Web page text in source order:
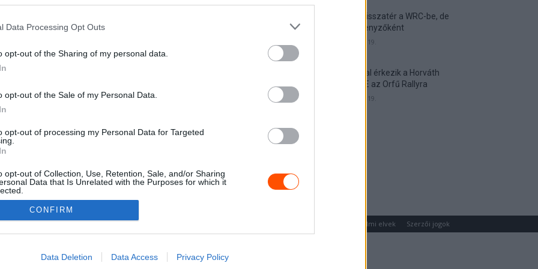
Data Processing Opt Outs
opt-out of the Sharing of my personal data.
opt-out of the Sale of my Personal Data.
opt-out of processing my Personal Data for Targeted
opt-out of Collection, Use, Retention, Sale, and/or Sharing
Data that Is Unrelated with the Purposes for which it
allow Google to enable storage related to advertising like cookies on
CONFIRM
Data Deletion Data Access Privacy Policy
F1
le a vb-címről, két év múlva
Munster visszatér a WRC-be, de
nem versenyzőként
2026. április 19.
Hat autóval érkezik a Horváth
Rallye ASE az Orfű Rallyra
2026. április 19.
Adatvédelmi elvek Szerzői jogok